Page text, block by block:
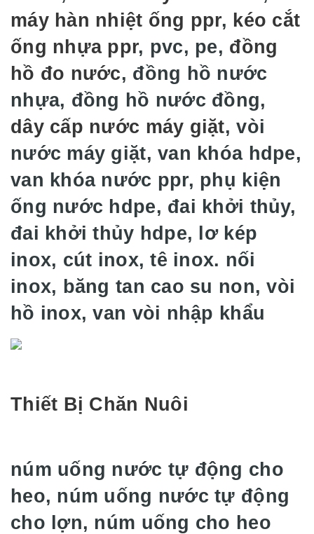
máy hàn nhiệt ống ppr, kéo cắt
ống nhựa ppr, pvc, pe, đồng
hồ đo nước, đồng hồ nước
nhựa, đồng hồ nước đồng,
dây cấp nước máy giặt, vòi
nước máy giặt, van khóa hdpe,
van khóa nước ppr, phụ kiện
ống nước hdpe, đai khởi thủy,
đai khởi thủy hdpe, lơ kép
inox, cút inox, tê inox. nối
inox, băng tan cao su non, vòi
hồ inox, van vòi nhập khẩu
Thiết Bị Chăn Nuôi
núm uống nước tự động cho
heo, núm uống nước tự động
cho lợn, núm uống cho heo